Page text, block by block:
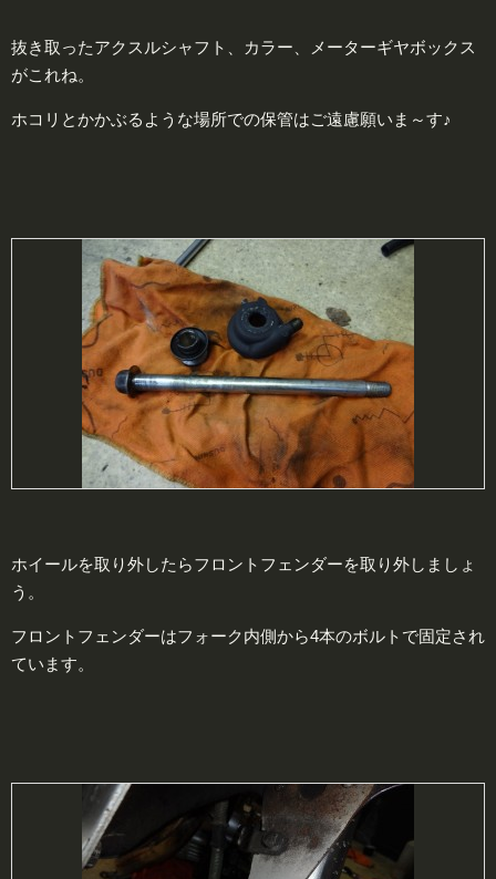
抜き取ったアクスルシャフト、カラー、メーターギヤボックス
がこれね。
ホコリとかかぶるような場所での保管はご遠慮願いま～す♪
ホイールを取り外したらフロントフェンダーを取り外しましょ
う。
フロントフェンダーはフォーク内側から4本のボルトで固定され
ています。